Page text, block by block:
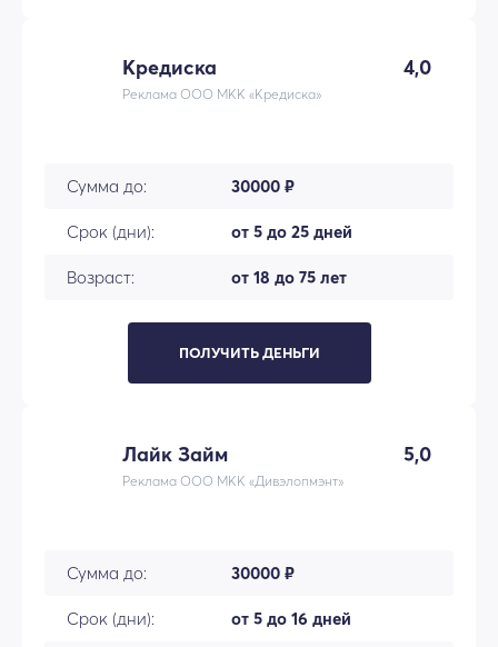
Кредиска 4,0
Реклама ООО МКК «Кредиска»
Сумма до: 30000 ₽
Срок (дни): от 5 до 25 дней
Возраст: от 18 до 75 лет
ПОЛУЧИТЬ ДЕНЬГИ
Лайк Займ 5,0
Реклама ООО МКК «Дивэлопмэнт»
Сумма до: 30000 ₽
Срок (дни): от 5 до 16 дней